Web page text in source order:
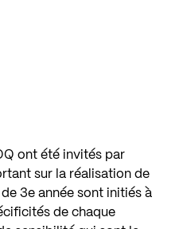
ont été invités par
sur la réalisation de
3e année sont initiés à
de chaque